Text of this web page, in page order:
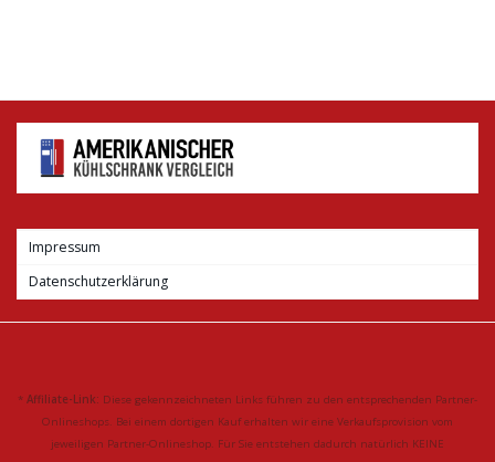
Impressum
Datenschutzerklärung
* Affiliate-Link: Diese gekennzeichneten Links führen zu den entsprechenden Partner-
Onlineshops. Bei einem dortigen Kauf erhalten wir eine Verkaufsprovision vom
jeweiligen Partner-Onlineshop. Für Sie entstehen dadurch natürlich KEINE